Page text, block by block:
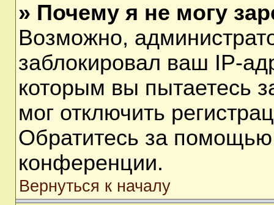
» Почему я не могу
Возможно,
заблокировал ваш IP-
которым вы пытаетесь
мог отключить
Обратитесь за помощью
конференции.
Вернуться к началу